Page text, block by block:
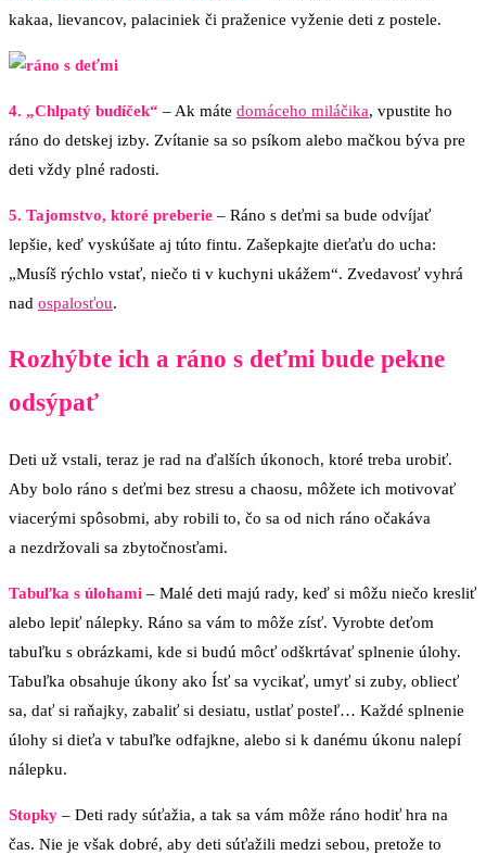
kakaa, lievancov, palaciniek či praženice vyženie deti z postele.
4. „Chlpatý budíček“ – Ak máte domáceho miláčika, vpustite ho
ráno do detskej izby. Zvítanie sa so psíkom alebo mačkou býva pre
deti vždy plné radosti.
5. Tajomstvo, ktoré preberie – Ráno s deťmi sa bude odvíjať
lepšie, keď vyskúšate aj túto fintu. Zašepkajte dieťaťu do ucha:
„Musíš rýchlo vstať, niečo ti v kuchyni ukážem“. Zvedavosť vyhrá
nad ospalosťou.
Rozhýbte ich a ráno s deťmi bude pekne
odsýpať
Deti už vstali, teraz je rad na ďalších úkonoch, ktoré treba urobiť.
Aby bolo ráno s deťmi bez stresu a chaosu, môžete ich motivovať
viacerými spôsobmi, aby robili to, čo sa od nich ráno očakáva
a nezdržovali sa zbytočnosťami.
Tabuľka s úlohami – Malé deti majú rady, keď si môžu niečo kresliť
alebo lepiť nálepky. Ráno sa vám to môže zísť. Vyrobte deťom
tabuľku s obrázkami, kde si budú môcť odškrtávať splnenie úlohy.
Tabuľka obsahuje úkony ako Ísť sa vycikať, umyť si zuby, obliecť
sa, dať si raňajky, zabaliť si desiatu, ustlať posteľ… Každé splnenie
úlohy si dieťa v tabuľke odfajkne, alebo si k danému úkonu nalepí
nálepku.
Stopky – Deti rady súťažia, a tak sa vám môže ráno hodiť hra na
čas. Nie je však dobré, aby deti súťažili medzi sebou, pretože to